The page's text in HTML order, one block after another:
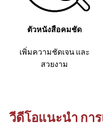
ตัวหนังสือคมชัด
เพิ่มความชัดเจน และ
สวยงาม
วีดีโอแนะนำ กา